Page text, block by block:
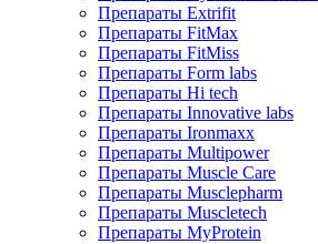
Препараты Extrifit
Препараты FitMax
Препараты FitMiss
Препараты Form labs
Препараты Hi tech
Препараты Innovative labs
Препараты Ironmaxx
Препараты Multipower
Препараты Muscle Care
Препараты Musclepharm
Препараты Muscletech
Препараты MyProtein